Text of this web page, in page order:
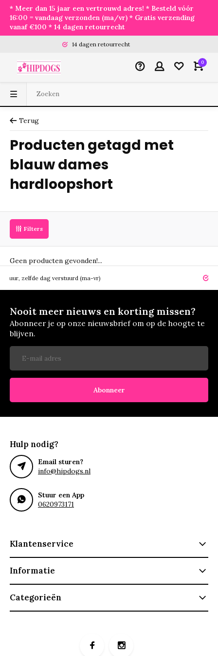
* Meer dan 15 jaar een vertrouwd adres! * Besteld vóór
16:00 = vandaag verzonden (ma/vr) * Gratis verzending
vanaf €100 * 14 dagen retourrecht
14 dagen retourrecht
0
Terug
Producten getagd met
blauw dames
hardloopshort
Filters
Geen producten gevonden!...
dag verstuurd (ma-vr) 14
Nooit meer nieuws en korting missen?
Abonneer je op onze nieuwsbrief om op de hoogte te
blijven.
Abonneer
Hulp nodig?
Email sturen?
info@hipdogs.nl
Stuur een App
0620973171
Klantenservice
Informatie
Categorieën